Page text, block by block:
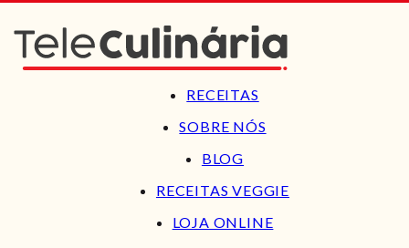
RECEITAS
SOBRE NÓS
BLOG
RECEITAS VEGGIE
LOJA ONLINE